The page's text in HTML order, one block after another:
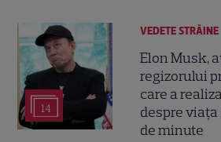
14
VEDETE STRĂINE
Elon Musk,
regizorului
care a
despre viața
de minute